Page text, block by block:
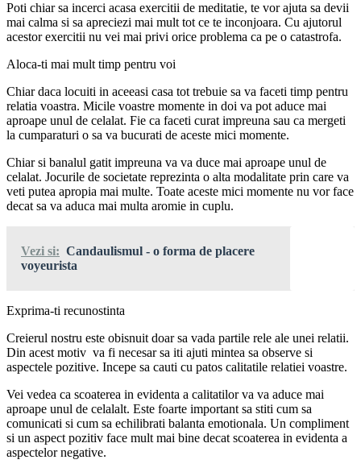
Poti chiar sa incerci acasa exercitii de meditatie, te vor ajuta sa devii
mai calma si sa apreciezi mai mult tot ce te inconjoara. Cu ajutorul
acestor exercitii nu vei mai privi orice problema ca pe o catastrofa.
Aloca-ti mai mult timp pentru voi
Chiar daca locuiti in aceeasi casa tot trebuie sa va faceti timp pentru
relatia voastra. Micile voastre momente in doi va pot aduce mai
aproape unul de celalat. Fie ca faceti curat impreuna sau ca mergeti
la cumparaturi o sa va bucurati de aceste mici momente.
Chiar si banalul gatit impreuna va va duce mai aproape unul de
celalat. Jocurile de societate reprezinta o alta modalitate prin care va
veti putea apropia mai multe. Toate aceste mici momente nu vor face
decat sa va aduca mai multa aromie in cuplu.
Vezi si: Candaulismul - o forma de placere
voyeurista
Exprima-ti recunostinta
Creierul nostru este obisnuit doar sa vada partile rele ale unei relatii.
Din acest motiv va fi necesar sa iti ajuti mintea sa observe si
aspectele pozitive. Incepe sa cauti cu patos calitatile relatiei voastre.
Vei vedea ca scoaterea in evidenta a calitatilor va va aduce mai
aproape unul de celalalt. Este foarte important sa stiti cum sa
comunicati si cum sa echilibrati balanta emotionala. Un compliment
si un aspect pozitiv face mult mai bine decat scoaterea in evidenta a
aspectelor negative.